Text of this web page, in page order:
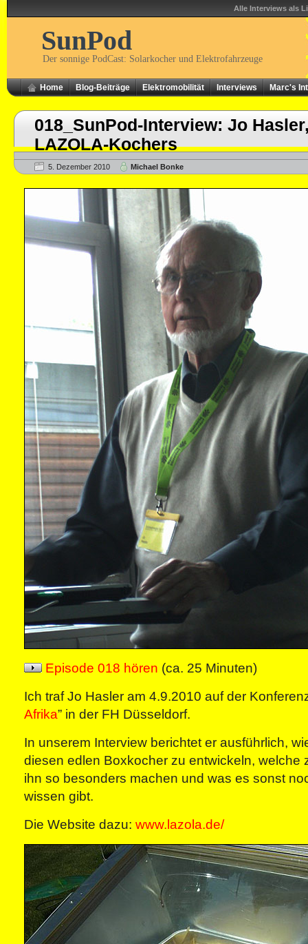
Alle Interviews als
SunPod
Der sonnige PodCast: Solarkocher und Elektrofahrzeuge
Home Blog-Beiträge Elektromobilität Interviews Marc's
018_SunPod-Interview: Jo
LAZOLA-Kochers
5. Dezember 2010 Michael Bonke
Episode 018 hören (ca. 25 Minuten)
Ich traf Jo Hasler am 4.9.2010 auf der
Afrika” in der FH Düsseldorf.
In unserem Interview berichtet er ausführlich,
diesen edlen Boxkocher zu entwickeln, welche
ihn so besonders machen und was es sonst
wissen gibt.
Die Website dazu: www.lazola.de/